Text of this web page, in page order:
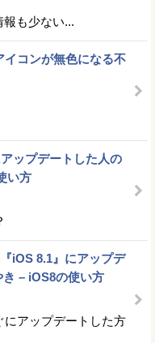
も少ない...
イコンが無色になる不
ップデートした人の
い方
iOS 8.1』にアップデ
– iOS8の使い方
にアップデートした方